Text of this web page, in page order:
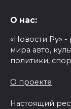
О нас:
«Новости Ру»
мира авто,
политики,
О проекте
Настоящий